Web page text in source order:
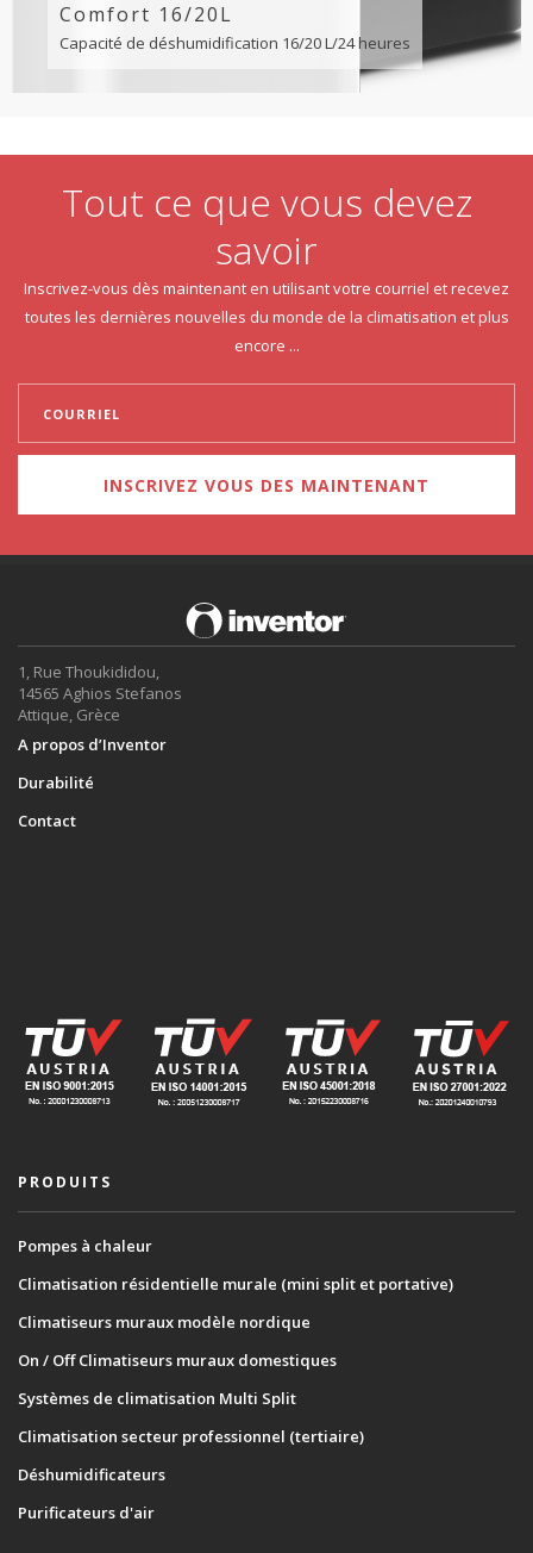
Comfort 16/20L
Capacité de déshumidification 16/20 L/24 heures
Tout ce que vous devez
savoir
Inscrivez-vous dès maintenant en utilisant votre courriel et recevez
toutes les dernières nouvelles du monde de la climatisation et plus
encore ...
INSCRIVEZ VOUS DES MAINTENANT
1, Rue Thoukididou,
14565 Aghios Stefanos
Attique, Grèce
A propos d’Inventor
Durabilité
Contact
PRODUITS
Pompes à chaleur
Climatisation résidentielle murale (mini split et portative)
Climatiseurs muraux modèle nordique
On / Off Climatiseurs muraux domestiques
Systèmes de climatisation Multi Split
Climatisation secteur professionnel (tertiaire)
Déshumidificateurs
Purificateurs d'air